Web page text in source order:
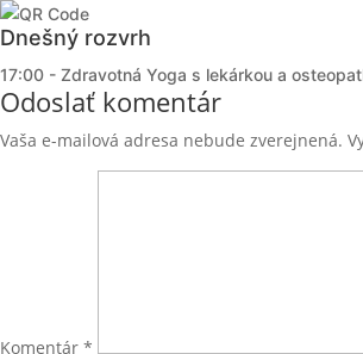
Dnešný rozvrh
17:00 - Zdravotná Yoga s lekárkou a
Odoslať komentár
Vaša e-mailová adresa nebude zverejnená.
Komentár *